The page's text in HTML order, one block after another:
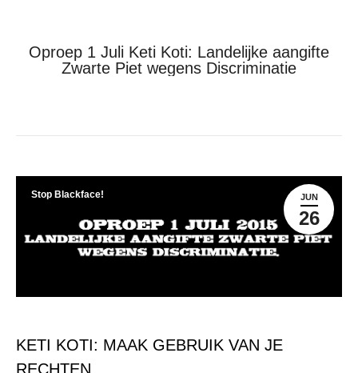
Oproep 1 Juli Keti Koti: Landelijke aangifte
Zwarte Piet wegens Discriminatie
JUN
26
Stop Blackface!
KETI KOTI: MAAK GEBRUIK VAN JE
RECHTEN